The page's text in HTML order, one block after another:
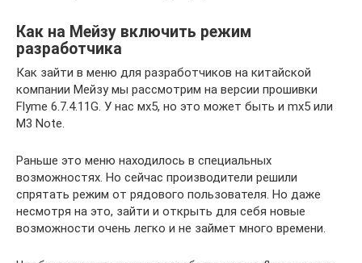
Как на Мейзу включить режим
разработчика
Как зайти в меню для разработчиков на китайской
компании Мейзу мы рассмотрим на версии прошивки
Flyme 6.7.4.11G. У нас мх5, но это может быть и mx5 или
M3 Note.
Раньше это меню находилось в специальных
возможностях. Но сейчас производители решили
спрятать режим от рядового пользователя. Но даже
несмотря на это, зайти и открыть для себя новые
возможности очень легко и не займет много времени.